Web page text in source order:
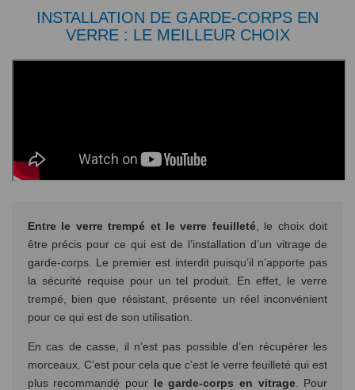
INSTALLATION DE GARDE-CORPS EN
VERRE : LE MEILLEUR CHOIX
Entre le verre trempé et le verre feuilleté, le choix doit
être précis pour ce qui est de l’installation d’un vitrage de
garde-corps. Le premier est interdit puisqu’il n’apporte pas
la sécurité requise pour un tel produit. En effet, le verre
trempé, bien que résistant, présente un réel inconvénient
pour ce qui est de son utilisation.
En cas de casse, il n’est pas possible d’en récupérer les
morceaux. C’est pour cela que c’est le verre feuilleté qui est
plus recommandé pour le garde-corps en vitrage. Pour